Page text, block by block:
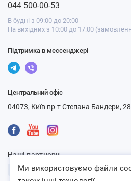
044 500-00-53
В будні з 09:00 до 20:00
На вихідних з 10:00 до 17:00
Підтримка в мессенджері
Центральний офіс
04073, Київ пр-т Степана Бандери,
Наші партнери
Ми використовуємо файли